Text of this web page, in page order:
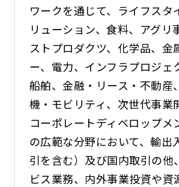
ワークを通じて、ライフスタ
リューション、食料、アグリ
ストプロダクツ、化学品、金
ー、電力、インフラプロジェ
船舶、金融・リース・不動産
機・モビリティ、次世代事業
コーポレートディベロップメ
の広範な分野において、輸出
引を含む）及び国内取引の他
ビス業務、内外事業投資や資